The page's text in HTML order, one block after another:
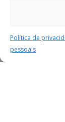
Política de
pessoais